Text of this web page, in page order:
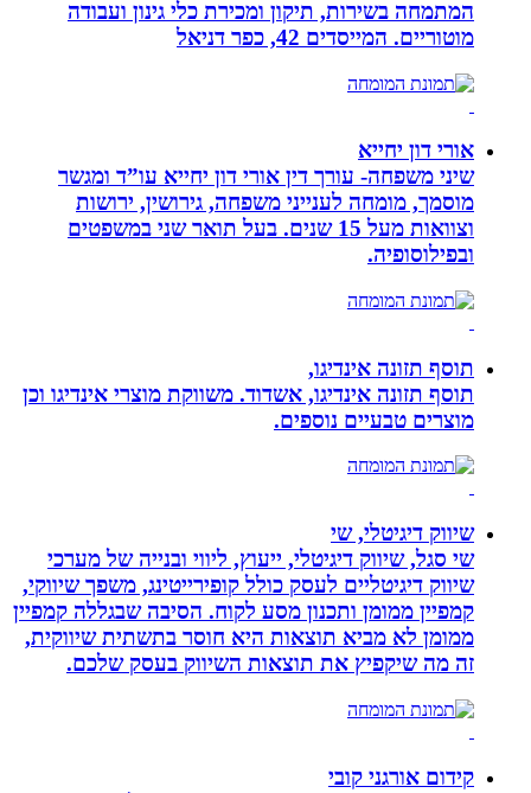
המתמחה בשירות, תיקון ומכירת כלי גינון ועבודה
מוטוריים. המייסדים 42, כפר דניאל
אורי דון יחייא
שיני משפחה- עורך דין אורי דון יחייא עו”ד ומגשר
מוסמך, מומחה לענייני משפחה, גירושין, ירושות
וצוואות מעל 15 שנים. בעל תואר שני במשפטים
ובפילוסופיה.
תוסף תזונה אינדיגו,
תוסף תזונה אינדיגו, אשדוד. משווקת מוצרי אינדיגו וכן
מוצרים טבעיים נוספים.
שיווק דיגיטלי, שי
שי סגל, שיווק דיגיטלי, ייעוץ, ליווי ובנייה של מערכי
שיווק דיגיטליים לעסק כולל קופירייטינג, משפך שיווקי,
קמפיין ממומן ותכנון מסע לקוח. הסיבה שבגללה קמפיין
ממומן לא מביא תוצאות היא חוסר בתשתית שיווקית,
זה מה שיקפיץ את תוצאות השיווק בעסק שלכם.
קידום אורגני קובי